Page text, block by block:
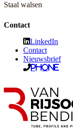
Staal walsen
Contact
LinkedIn
Contact
Nieuwsbrief
Phone